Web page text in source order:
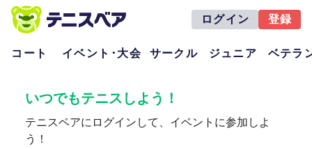
ログイン 登録
コート イベント･大会 サークル ジュニア ベテラ
いつでもテニスしよう！
テニスベアにログインして、イベントに参加しよ
う！